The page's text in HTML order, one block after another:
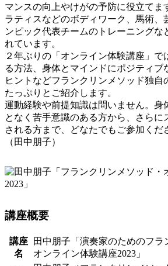
マンスの向上やけがの予防に役立てま
ラティスなどのボディワーク、馬術、
ンピック代表チームのトレーニングな
れています。
２年ぶりの「オンライン体験講座」で
る方法、身体とマインドにポジティブ
ヒントなどフランクリンメソッド独自
たっぷりとご紹介します。
運動経験や前提知識は問いません。身
となく苦手意識のある方から、さらに
される方まで、どなたでもご参加くだ
（田中朋子）
講座概要
講座
名
田中朋子「演奏家のためのフラ
オンライン体験講座2023」